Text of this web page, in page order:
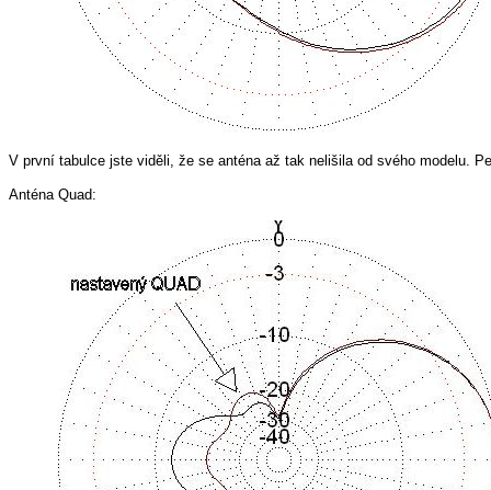
V první tabulce jste viděli, že se anténa až tak nelišila od svého modelu.
Anténa Quad: